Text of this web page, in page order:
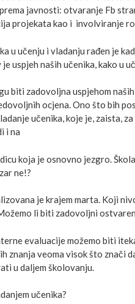
javnosti: otvaranje Fb
projekata kao i involviranje
u učenju i vladanju rađen je
uspjeh naših učenika, kako u
biti zadovoljna uspjehom
ocjena. Ono što bih
učenika, koje je, zaista,
i na
koja je osnovno jezgro.
ne!?
je krajem marta. Koji
li biti zadovoljni
evaluacije možemo biti
znanja veoma visok što znači
u daljem školovanju.
učenika?